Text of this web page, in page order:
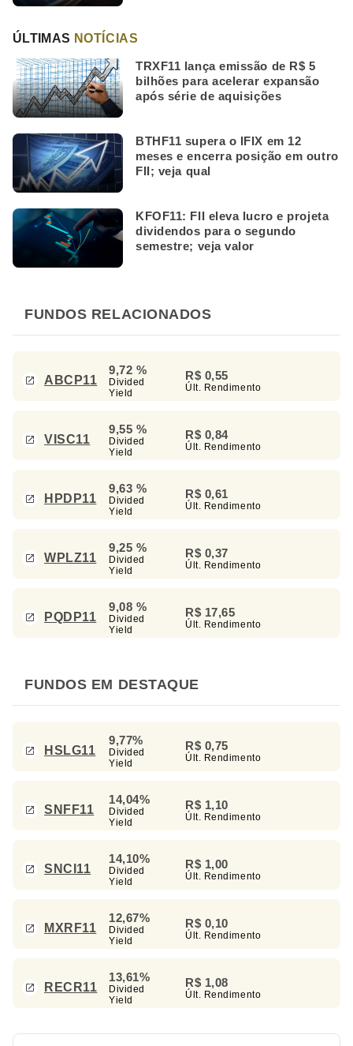
ÚLTIMAS NOTÍCIAS
TRXF11 lança emissão de R$ 5
bilhões para acelerar expansão
após série de aquisições
BTHF11 supera o IFIX em 12
meses e encerra posição em outro
FII; veja qual
KFOF11: FII eleva lucro e projeta
dividendos para o segundo
semestre; veja valor
FUNDOS RELACIONADOS
ABCP11
9,72 %
Divided
Yield
R$ 0,55
Últ. Rendimento
VISC11
9,55 %
Divided
Yield
R$ 0,84
Últ. Rendimento
HPDP11
9,63 %
Divided
Yield
R$ 0,61
Últ. Rendimento
WPLZ11
9,25 %
Divided
Yield
R$ 0,37
Últ. Rendimento
PQDP11
9,08 %
Divided
Yield
R$ 17,65
Últ. Rendimento
FUNDOS EM DESTAQUE
HSLG11
9,77%
Divided
Yield
R$ 0,75
Últ. Rendimento
SNFF11
14,04%
Divided
Yield
R$ 1,10
Últ. Rendimento
SNCI11
14,10%
Divided
Yield
R$ 1,00
Últ. Rendimento
MXRF11
12,67%
Divided
Yield
R$ 0,10
Últ. Rendimento
RECR11
13,61%
Divided
Yield
R$ 1,08
Últ. Rendimento